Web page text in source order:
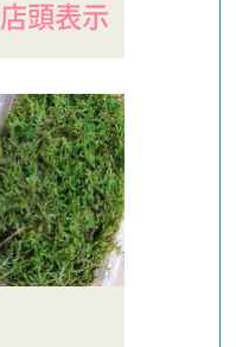
店頭表示